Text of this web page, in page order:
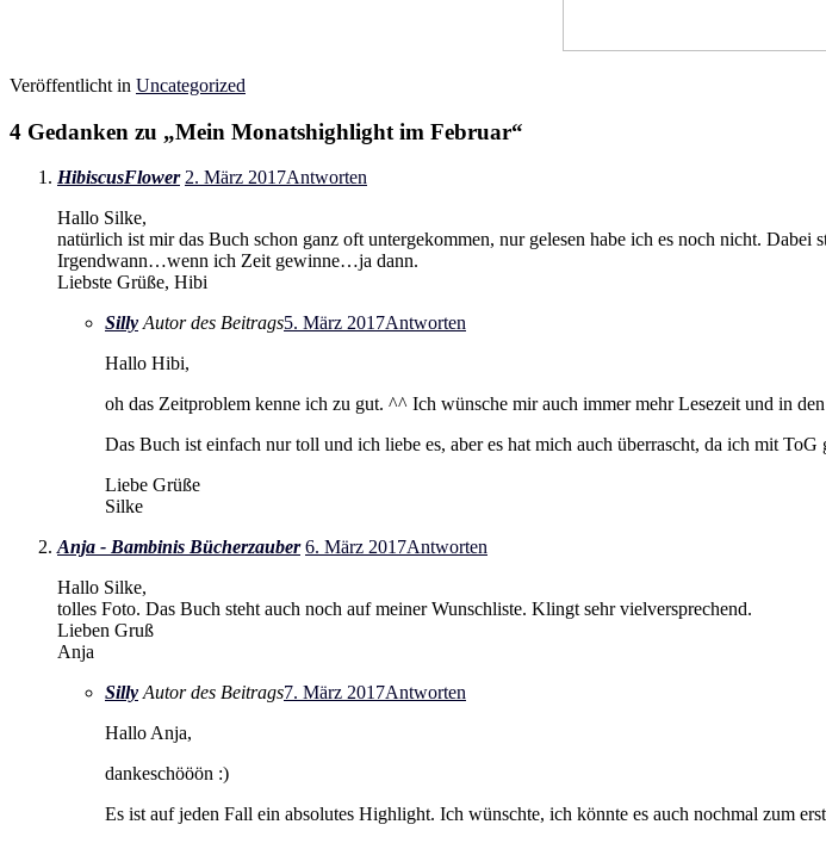
Veröffentlicht in Uncategorized
4 Gedanken zu „Mein Monatshighlight im Februar“
HibiscusFlower 2. März 2017Antworten
Hallo Silke,
natürlich ist mir das Buch schon ganz oft untergekommen, nur gelesen habe ich es noch nicht. Dabei
Irgendwann…wenn ich Zeit gewinne…ja dann.
Liebste Grüße, Hibi
Silly Autor des Beitrags5. März 2017Antworten
Hallo Hibi,
oh das Zeitproblem kenne ich zu gut. ^^ Ich wünsche mir auch immer mehr Lesezeit und in
Das Buch ist einfach nur toll und ich liebe es, aber es hat mich auch überrascht, da ich mit
Liebe Grüße
Silke
Anja - Bambinis Bücherzauber 6. März 2017Antworten
Hallo Silke,
tolles Foto. Das Buch steht auch noch auf meiner Wunschliste. Klingt sehr vielversprechend.
Lieben Gruß
Anja
Silly Autor des Beitrags7. März 2017Antworten
Hallo Anja,
dankeschööön :)
Es ist auf jeden Fall ein absolutes Highlight. Ich wünschte, ich könnte es auch nochmal zum